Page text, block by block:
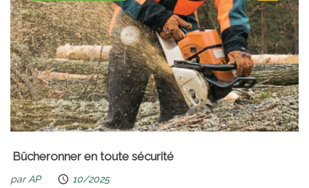
Bûcheronner en toute sécurité
parAP 10/2025